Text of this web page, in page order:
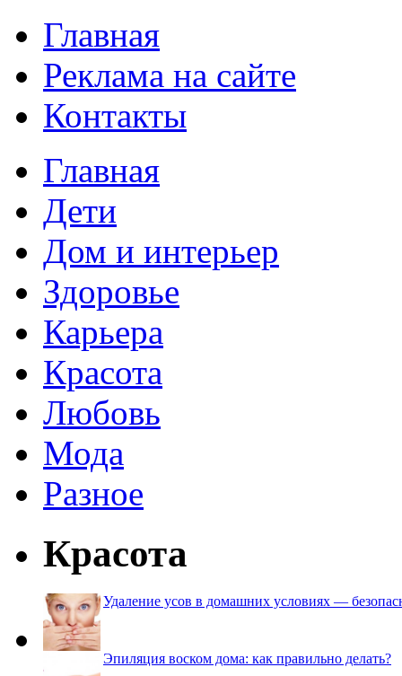
Главная
Реклама на сайте
Контакты
Главная
Дети
Дом и интерьер
Здоровье
Карьера
Красота
Любовь
Мода
Разное
Красота
Удаление усов в домашних условиях —
Эпиляция воском дома: как правильно делать?